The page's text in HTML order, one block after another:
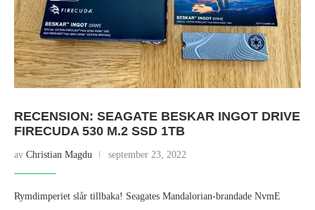
RECENSION: SEAGATE BESKAR INGOT DRIVE
FIRECUDA 530 M.2 SSD 1TB
av Christian Magdu september 23, 2022
Rymdimperiet slår tillbaka! Seagates Mandalorian-brandade NvmE